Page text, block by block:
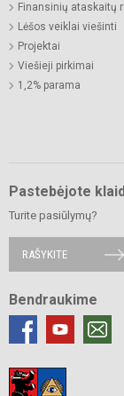
Finansinių ataskaitų
Lėšos veiklai viešinti
Projektai
Viešieji pirkimai
1,2% parama
Pastebėjote
Turite pasiūlymų?
RAŠYKITE
Bendraukime